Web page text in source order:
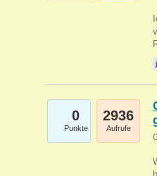
0
Punkte
2936
Aufrufe